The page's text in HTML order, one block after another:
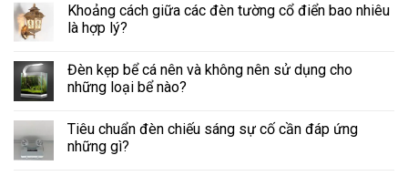
Khoảng cách giữa các đèn tường cổ điển bao nhiêu
là hợp lý?
Đèn kẹp bể cá nên và không nên sử dụng cho
những loại bể nào?
Tiêu chuẩn đèn chiếu sáng sự cố cần đáp ứng
những gì?